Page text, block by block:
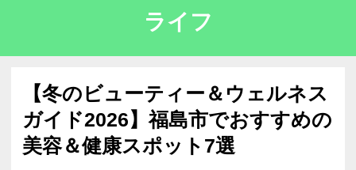
ライフ
【冬のビューティー＆ウェルネス
ガイド2026】福島市でおすすめの
美容＆健康スポット7選